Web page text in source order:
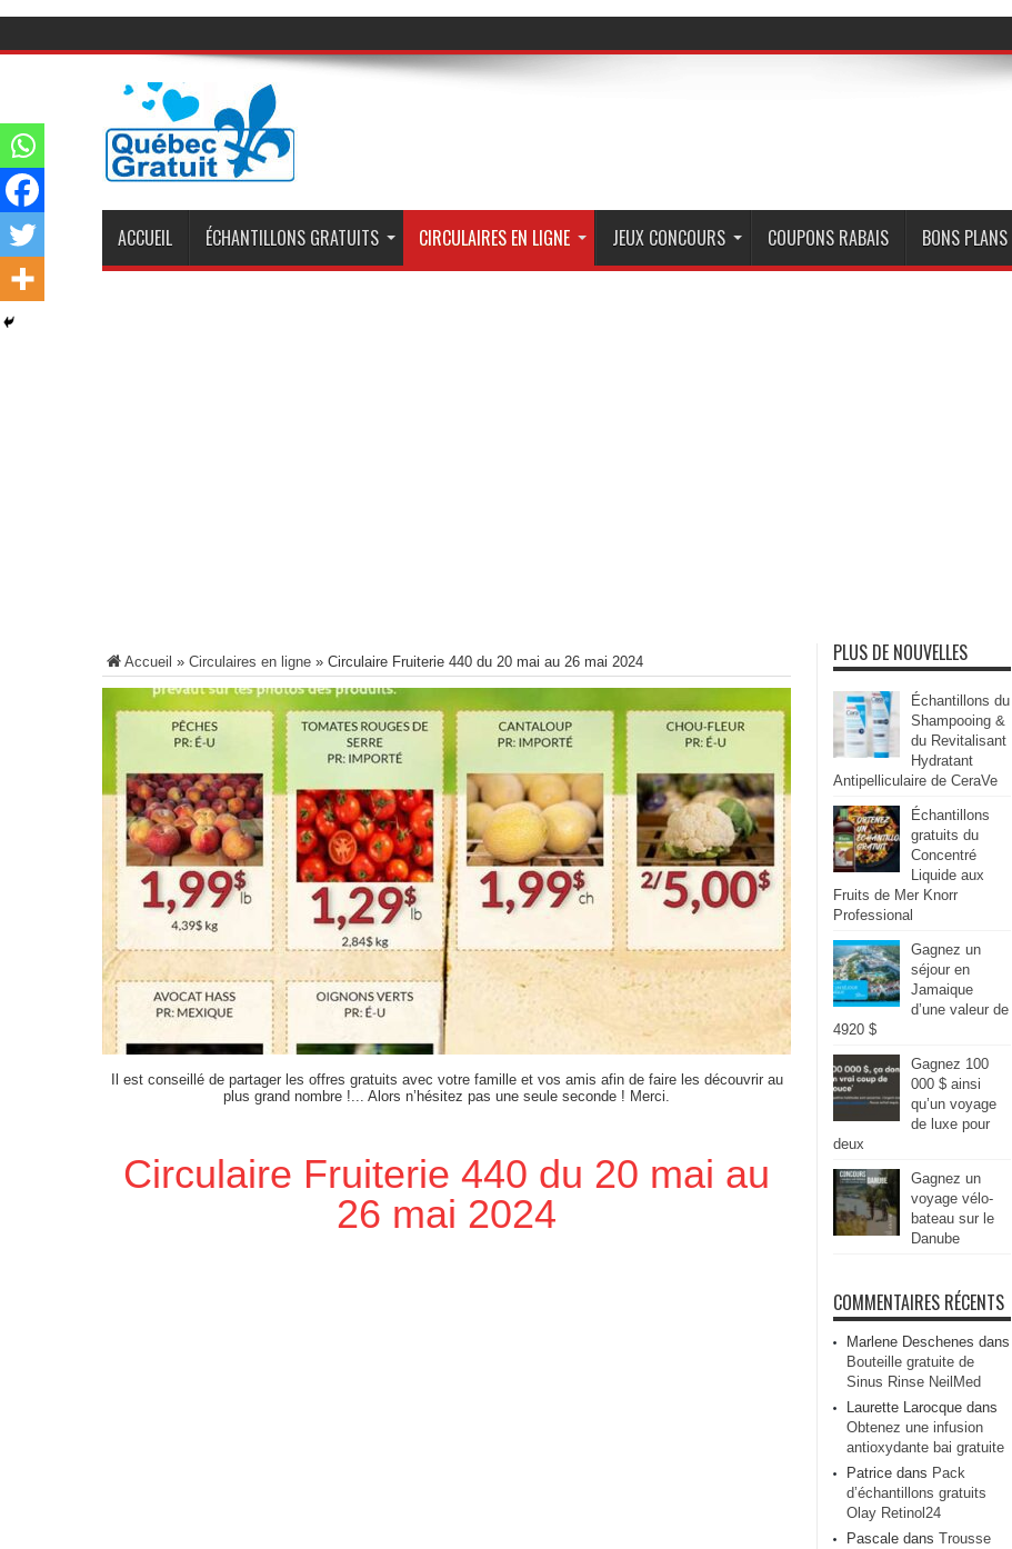
ACCUEIL ÉCHANTILLONS GRATUITS CIRCULAIRES EN LIGNE JEUX CONCOURS COUPONS RABAIS BONS PLANS
Accueil » Circulaires en ligne » Circulaire Fruiterie 440 du 20 mai au 26 mai 2024
Il est conseillé de partager les offres gratuits avec votre famille et vos amis afin de faire les découvrir au
plus grand nombre !... Alors n’hésitez pas une seule seconde ! Merci.
Circulaire Fruiterie 440 du 20 mai au
26 mai 2024
PLUS DE NOUVELLES
Échantillons du
Shampooing &
du Revitalisant
Hydratant
Antipelliculaire de CeraVe
Échantillons
gratuits du
Concentré
Liquide aux
Fruits de Mer Knorr
Professional
Gagnez un
séjour en
Jamaique
d’une valeur de
4920 $
Gagnez 100
000 $ ainsi
qu’un voyage
de luxe pour
deux
Gagnez un
voyage vélo-
bateau sur le
Danube
COMMENTAIRES RÉCENTS
Marlene Deschenes dans
Bouteille gratuite de
Sinus Rinse NeilMed
Laurette Larocque dans
Obtenez une infusion
antioxydante bai gratuite
Patrice dans Pack
d’échantillons gratuits
Olay Retinol24
Pascale dans Trousse